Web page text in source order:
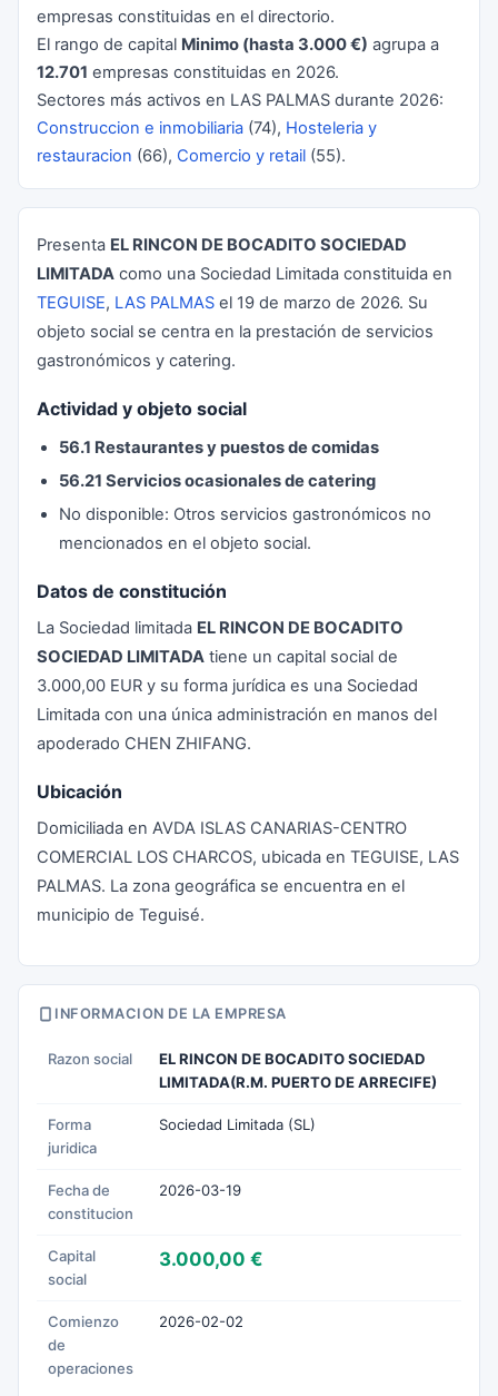
empresas constituidas en el directorio.
El rango de capital Minimo (hasta 3.000 €) agrupa a
12.701 empresas constituidas en 2026.
Sectores más activos en LAS PALMAS durante 2026:
Construccion e inmobiliaria (74), Hosteleria y
restauracion (66), Comercio y retail (55).
Presenta EL RINCON DE BOCADITO SOCIEDAD
LIMITADA como una Sociedad Limitada constituida en
TEGUISE, LAS PALMAS el 19 de marzo de 2026. Su
objeto social se centra en la prestación de servicios
gastronómicos y catering.
Actividad y objeto social
56.1 Restaurantes y puestos de comidas
56.21 Servicios ocasionales de catering
No disponible: Otros servicios gastronómicos no
mencionados en el objeto social.
Datos de constitución
La Sociedad limitada EL RINCON DE BOCADITO
SOCIEDAD LIMITADA tiene un capital social de
3.000,00 EUR y su forma jurídica es una Sociedad
Limitada con una única administración en manos del
apoderado CHEN ZHIFANG.
Ubicación
Domiciliada en AVDA ISLAS CANARIAS-CENTRO
COMERCIAL LOS CHARCOS, ubicada en TEGUISE, LAS
PALMAS. La zona geográfica se encuentra en el
municipio de Teguisé.
INFORMACION DE LA EMPRESA
Razon social
EL RINCON DE BOCADITO SOCIEDAD
LIMITADA(R.M. PUERTO DE ARRECIFE)
Forma
juridica
Sociedad Limitada (SL)
Fecha de
constitucion
2026-03-19
Capital
social
3.000,00 €
Comienzo
de
operaciones
2026-02-02